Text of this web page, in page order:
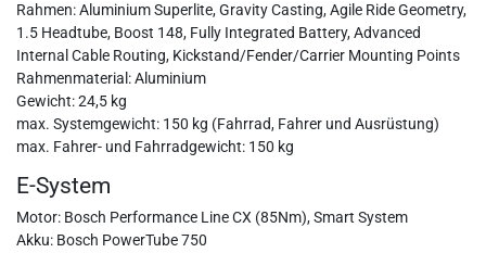
Rahmen: Aluminium Superlite, Gravity Casting, Agile Ride Geometry,
1.5 Headtube, Boost 148, Fully Integrated Battery, Advanced
Internal Cable Routing, Kickstand/Fender/Carrier Mounting Points
Rahmenmaterial: Aluminium
Gewicht: 24,5 kg
max. Systemgewicht: 150 kg (Fahrrad, Fahrer und Ausrüstung)
max. Fahrer- und Fahrradgewicht: 150 kg
E-System
Motor: Bosch Performance Line CX (85Nm), Smart System
Akku: Bosch PowerTube 750